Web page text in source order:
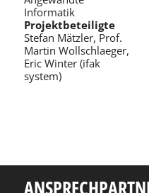
Informatik
Projektbeteiligte
Stefan Mätzler, Prof.
Martin Wollschlaeger,
Eric Winter (ifak
system)